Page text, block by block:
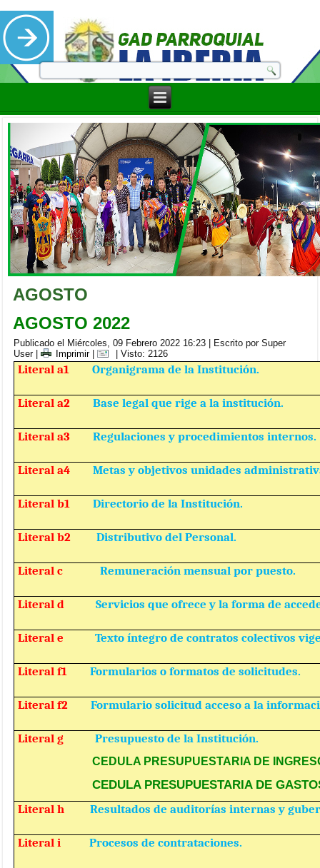
AGOSTO
AGOSTO 2022
Publicado el Miércoles, 09 Febrero 2022 16:23
Escrito por Super
User| Imprimir| | Visto: 2126
Literal a1Organigrama de la Institución.
Literal a2Base legal que rige a la institución.
Literal a3Regulaciones y procedimientos internos.
Literal a4Metas y objetivos unidades
Literal b1Directorio de la Institución.
Literal b2Distributivo del Personal.
Literal c Remuneración mensual por puesto.
Literal dServicios que ofrece y la forma de
Literal eTexto íntegro de contratos colectivos
Literal f1Formularios o formatos de solicitudes.
Literal f2Formulario solicitud acceso a la
Literal gPresupuesto de la Institución.
CEDULA PRESUPUESTARIA DE
CEDULA PRESUPUESTARIA DE
Literal hResultados de auditorías internas y
Literal iProcesos de contrataciones.